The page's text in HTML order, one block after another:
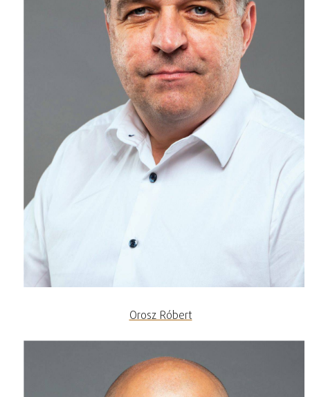
Orosz Róbert